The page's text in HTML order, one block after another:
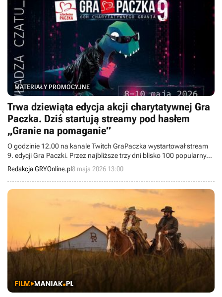
MATERIAŁY PROMOCYJNE
Trwa dziewiąta edycja akcji charytatywnej Gra
Paczka. Dziś startują streamy pod hasłem
„Granie na pomaganie”
O godzinie 12.00 na kanale Twitch GraPaczka wystartował stream
9. edycji Gra Paczki. Przez najbliższe trzy dni blisko 100 popularnych
streamerów będzie wspólnie zbierać środki na działania Szlachetnej
Paczki i Ty również możesz pomóc.
Redakcja GRYOnline.pl8 maja 2026 13:00